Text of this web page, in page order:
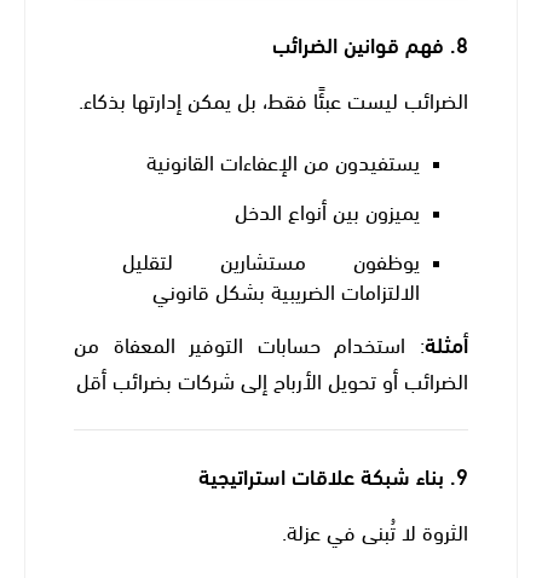
8. فهم قوانين الضرائب
الضرائب ليست عبئًا فقط، بل يمكن إدارتها بذكاء.
يستفيدون من الإعفاءات القانونية
يميزون بين أنواع الدخل
يوظفون مستشارين لتقليل
الالتزامات الضريبية بشكل قانوني
أمثلة: استخدام حسابات التوفير المعفاة من
الضرائب أو تحويل الأرباح إلى شركات بضرائب أقل
9. بناء شبكة علاقات استراتيجية
الثروة لا تُبنى في عزلة.